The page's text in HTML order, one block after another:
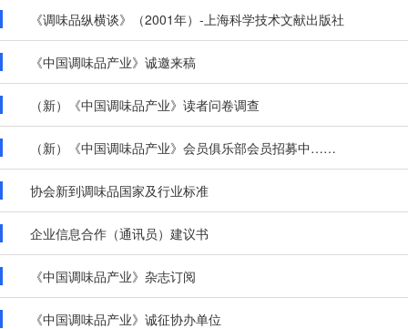
《调味品纵横谈》（2001年）-上海科学技术文献出版社
《中国调味品产业》诚邀来稿
（新）《中国调味品产业》读者问卷调查
（新）《中国调味品产业》会员俱乐部会员招募中……
协会新到调味品国家及行业标准
企业信息合作（通讯员）建议书
《中国调味品产业》杂志订阅
《中国调味品产业》诚征协办单位